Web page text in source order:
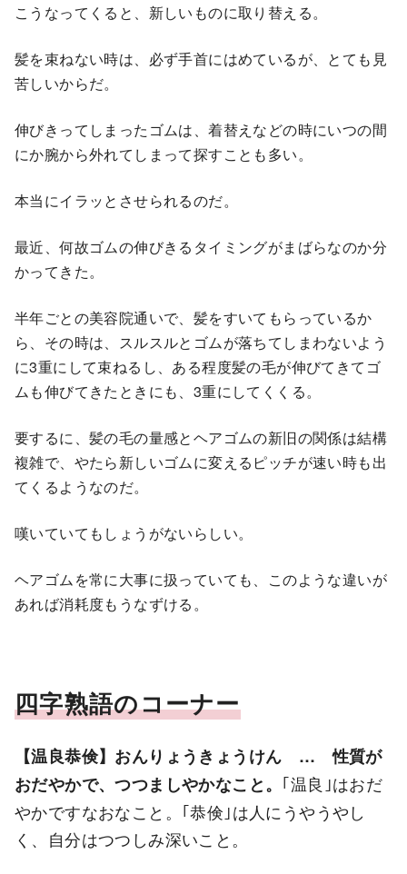
こうなってくると、新しいものに取り替える。
髪を束ねない時は、必ず手首にはめているが、とても見
苦しいからだ。
伸びきってしまったゴムは、着替えなどの時にいつの間
にか腕から外れてしまって探すことも多い。
本当にイラッとさせられるのだ。
最近、何故ゴムの伸びきるタイミングがまばらなのか分
かってきた。
半年ごとの美容院通いで、髪をすいてもらっているか
ら、その時は、スルスルとゴムが落ちてしまわないよう
に3重にして束ねるし、ある程度髪の毛が伸びてきてゴ
ムも伸びてきたときにも、3重にしてくくる。
要するに、髪の毛の量感とヘアゴムの新旧の関係は結構
複雑で、やたら新しいゴムに変えるピッチが速い時も出
てくるようなのだ。
嘆いていてもしょうがないらしい。
ヘアゴムを常に大事に扱っていても、このような違いが
あれば消耗度もうなずける。
四字熟語のコーナー
【温良恭倹】おんりょうきょうけん … 性質が
おだやかで、つつましやかなこと。 ｢温良｣はおだ
やかですなおなこと。｢恭倹｣は人にうやうやし
く、自分はつつしみ深いこと。